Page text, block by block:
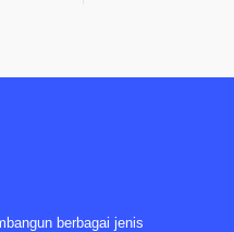
berbagai jenis